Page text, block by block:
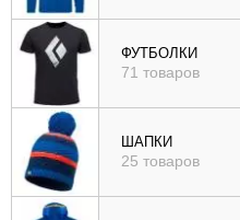
ФУТБОЛКИ
71 товаров
ШАПКИ
25 товаров